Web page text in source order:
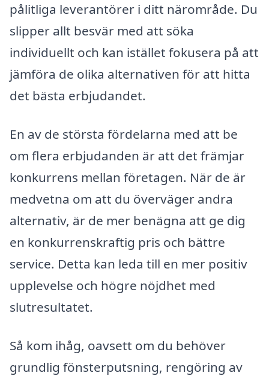
pålitliga leverantörer i ditt närområde. Du
slipper allt besvär med att söka
individuellt och kan istället fokusera på att
jämföra de olika alternativen för att hitta
det bästa erbjudandet.
En av de största fördelarna med att be
om flera erbjudanden är att det främjar
konkurrens mellan företagen. När de är
medvetna om att du överväger andra
alternativ, är de mer benägna att ge dig
en konkurrenskraftig pris och bättre
service. Detta kan leda till en mer positiv
upplevelse och högre nöjdhet med
slutresultatet.
Så kom ihåg, oavsett om du behöver
grundlig fönsterputsning, rengöring av